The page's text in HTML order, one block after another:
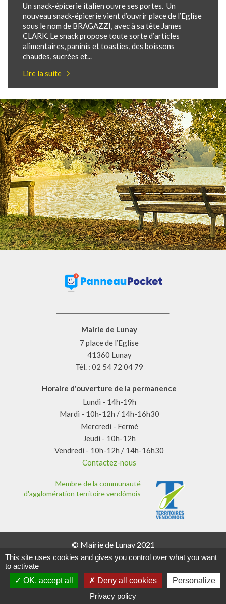
Un snack-épicerie italien ouvre ses portes. Un
nouveau snack-épicerie vient d’ouvrir place de l’Eglise
sous le nom de BRAGAZZI, avec à sa tête James
CLARK. Le snack propose toute sorte d’articles
alimentaires, paninis et toasties, des boissons
chaudes, sucrées et...
Lire la suite
Mairie de Lunay
7 place de l’Eglise
41360 Lunay
Tél. : 02 54 72 04 79
Horaire d'ouverture de la permanence
Lundi - 14h-19h
Mardi - 10h-12h / 14h-16h30
Mercredi - Fermé
Jeudi - 10h-12h
Vendredi - 10h-12h / 14h-16h30
Contactez-nous
Membre de la communauté
d'agglomération territoire vendômois
© Mairie de Lunay 2021
Mentions légales
Données personnelles
Plan du site
Gestion des cookies
Conception AXN Informatique 2021
This site uses cookies and gives you control over what you want
to activate
OK, accept all
Deny all cookies
Personalize
Privacy policy